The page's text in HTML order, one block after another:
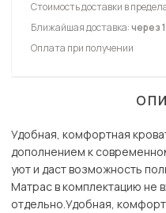
Стоимость доставки в
Ближайшая доставка:через
Оплата при получении
Удобная, комфортная
дополнением к
уют и даст возможность
Матрас в комплектацию не
отдельно.Удобная,